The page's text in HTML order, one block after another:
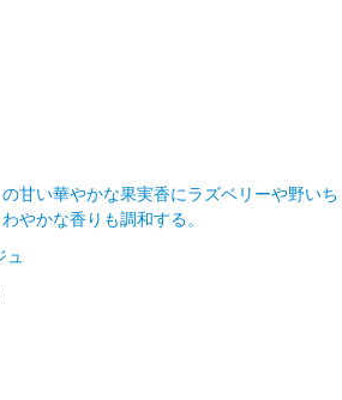
甘い華やかな果実香にラズベリーや野いち
やかな香りも調和する。